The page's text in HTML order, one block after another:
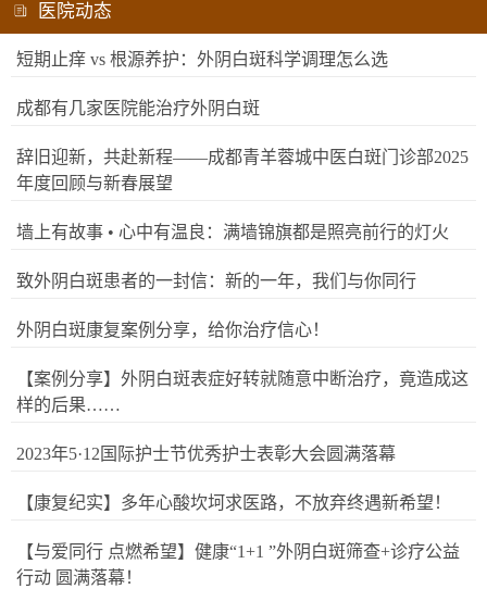
医院动态
短期止痒 vs 根源养护：外阴白斑科学调理怎么选
成都有几家医院能治疗外阴白斑
辞旧迎新，共赴新程——成都青羊蓉城中医白斑门诊部2025
年度回顾与新春展望
墙上有故事 • 心中有温良：满墙锦旗都是照亮前行的灯火
致外阴白斑患者的一封信：新的一年，我们与你同行
外阴白斑康复案例分享，给你治疗信心！
【案例分享】外阴白斑表症好转就随意中断治疗，竟造成这
样的后果……
2023年5·12国际护士节优秀护士表彰大会圆满落幕
【康复纪实】多年心酸坎坷求医路，不放弃终遇新希望！
【与爱同行 点燃希望】健康“1+1 ”外阴白斑筛查+诊疗公益
行动 圆满落幕！